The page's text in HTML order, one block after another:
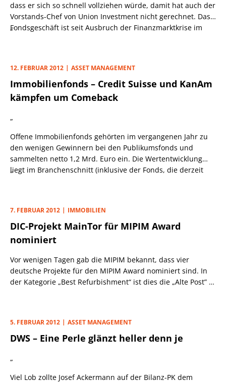
dass er sich so schnell vollziehen würde, damit hat auch der
Vorstands-Chef von Union Investment nicht gerechnet. Das
Fondsgeschäft ist seit Ausbruch der Finanzmarktkrise im
haben sich grundlegend geändert.
„
12. FEBRUAR 2012 ASSET MANAGEMENT
Immobilienfonds – Credit Suisse und KanAm
kämpfen um Comeback
„
Offene Immobilienfonds gehörten im vergangenen Jahr zu
den wenigen Gewinnern bei den Publikumsfonds und
sammelten netto 1,2 Mrd. Euro ein. Die Wertentwicklung
liegt im Branchenschnitt (inklusive der Fonds, die derzeit
„
7. FEBRUAR 2012 IMMOBILIEN
DIC-Projekt MainTor für MIPIM Award
nominiert
Vor wenigen Tagen gab die MIPIM bekannt, dass vier
deutsche Projekte für den MIPIM Award nominiert sind. In
der Kategorie „Best Refurbishment“ ist dies die „Alte Post” in
Project“ geschaffen.
5. FEBRUAR 2012 ASSET MANAGEMENT
DWS – Eine Perle glänzt heller denn je
„
Viel Lob zollte Josef Ackermann auf der Bilanz-PK dem